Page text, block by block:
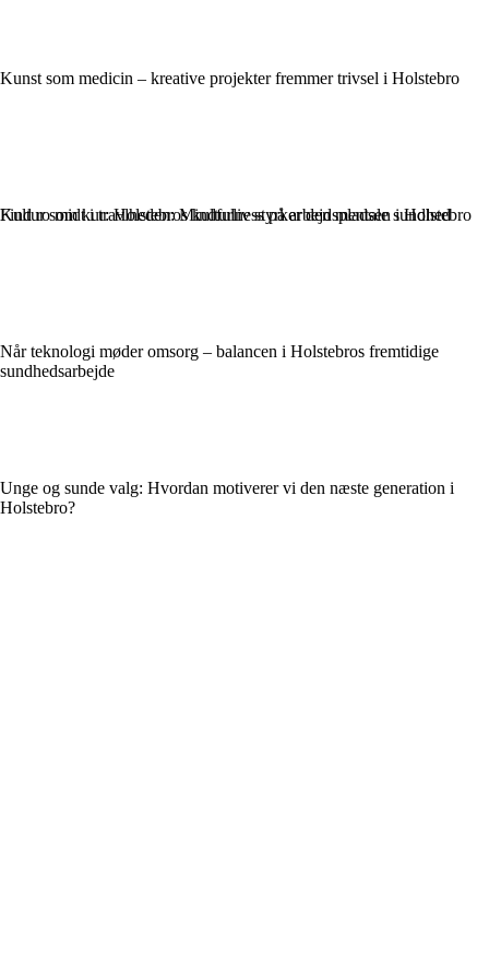
Kunst som medicin – kreative projekter fremmer trivsel i Holstebro
Find ro midt i travlheden: Mindfulness på arbejdspladsen i Holstebro
Når teknologi møder omsorg – balancen i Holstebros fremtidige
sundhedsarbejde
Unge og sunde valg: Hvordan motiverer vi den næste generation i
Holstebro?
Kultur som kur: Holstebros kulturliv styrker den mentale sundhed